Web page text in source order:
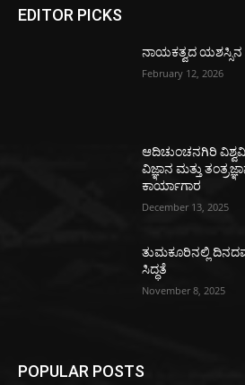
EDITOR PICKS
ನಾಯಕತ್ವದ ಯಶಸ್ಸಿನ
February 12, 2026
ಆದಿಚುಂಚನಗಿರಿ
ವಿಜ್ಞಾನ ಮತ್ತು
ಕಾರ್ಯಾಗಾರ
December 13, 2025
ತುಮಕೂರಿನಲ್ಲಿ
ಸಿದ್ಧತೆ
November 8, 2025
POPULAR POSTS